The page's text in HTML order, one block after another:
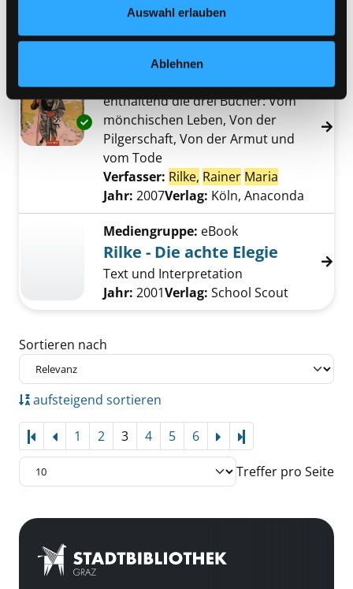
Auswahl erlauben
Ablehnen
Verlag:
Frankfurt/M., Fischer S.
Reihe:Sammlung Fischer;
Exemplar-Details von Das Stundenbuch
Mediengruppe:Belletristik
enthaltend die drei Bücher: Vom
mönchischen Leben, Von der
Pilgerschaft, Von der Armut und
vom Tode
Verfasser: Rilke, Rainer Maria
Jahr: 2007Verlag: Köln, Anaconda
Mediengruppe: eBook
Rilke - Die achte Elegie
Text und Interpretation
Suche nach diesem Verfasser
Jahr: 2001Verlag: School Scout
Zu den Suchfiltern springen
Sortieren nach
aufsteigend sortieren
1 2 3 4 5 6
Treffer pro Seite